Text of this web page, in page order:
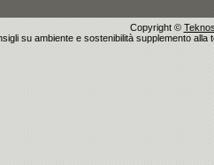
Copyright ©
su ambiente e sostenibilità supplemento